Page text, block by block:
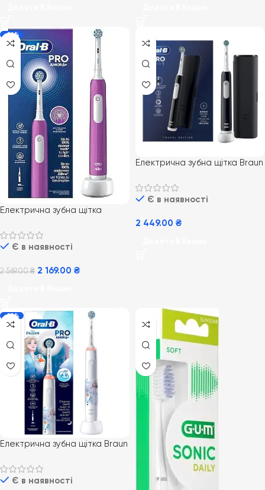
-16%
Електрична зубна щітка
Pro Junior 6+ Sensi
Ultrathin Purple
Є в наявності
2 569.00₴ 2 169.00 ₴
Електрична зубна щітка Braun
дорожнім футляром
Є в наявності
2 449.00 ₴
-18%
Електрична зубна щітка Braun
Frozen D505.513.Z3K з двома
змінними насадками
Є в наявності